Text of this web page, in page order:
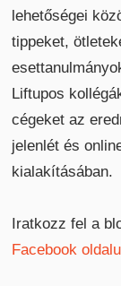
lehetőségei
tippeket,
Liftupos
cégeket az
jelenlét és
kialakításában.
Iratkozz fel a
Facebook